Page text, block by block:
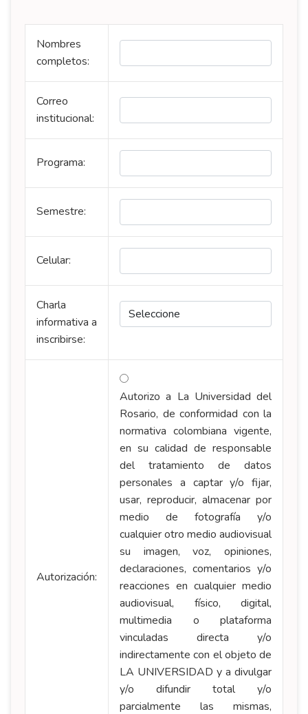
Nombres
completos:
Correo
institucional:
Programa:
Semestre:
Celular:
Charla
informativa a
inscribirse:
Autorización:
Autorizo a La Universidad del
Rosario, de conformidad con la
normativa colombiana vigente,
en su calidad de responsable
del tratamiento de datos
personales a captar y/o fijar,
usar, reproducir, almacenar por
medio de fotografía y/o
cualquier otro medio audiovisual
su imagen, voz, opiniones,
declaraciones, comentarios y/o
reacciones en cualquier medio
audiovisual, físico, digital,
multimedia o plataforma
vinculadas directa y/o
indirectamente con el objeto de
LA UNIVERSIDAD y a divulgar
y/o difundir total y/o
parcialmente las mismas,